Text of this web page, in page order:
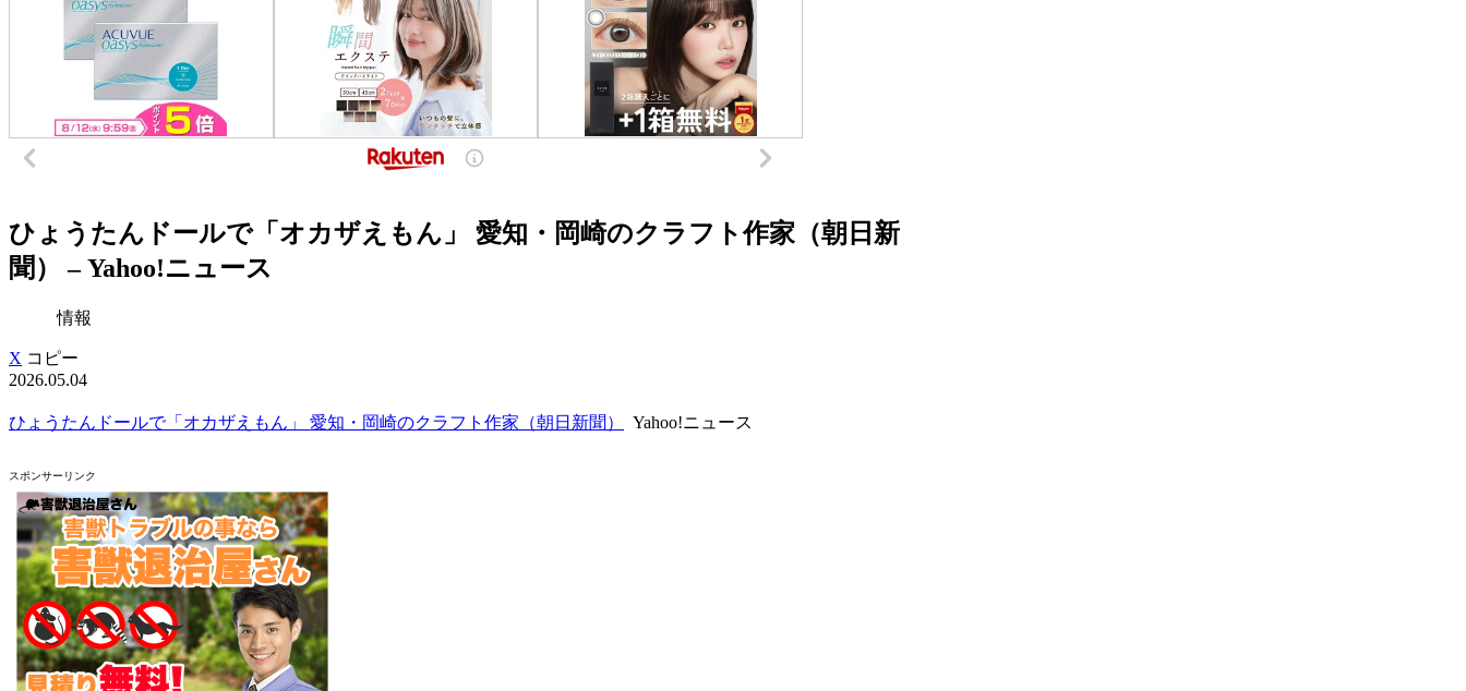
ひょうたんドールで「オカザえもん」 愛知・岡崎のクラフト作家（朝日新
聞） – Yahoo!ニュース
情報
X コピー
2026.05.04
ひょうたんドールで「オカザえもん」 愛知・岡崎のクラフト作家（朝日新聞） Yahoo!ニュース
スポンサーリンク